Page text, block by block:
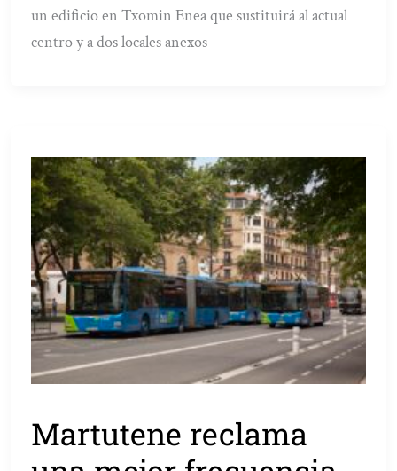
un edificio en Txomin Enea que sustituirá al actual
centro y a dos locales anexos
Martutene reclama